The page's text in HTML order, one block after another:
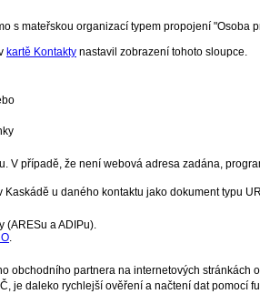
mateřskou organizací typem propojení
kartě Kontakty nastavil zobrazení tohoto sloupce.
V případě, že není webová adresa zadána,
u daného kontaktu jako dokument typu
(ARESu a ADIPu).
.
obchodního partnera na internetových stránkách
je daleko rychlejší ověření a načtení dat pomocí